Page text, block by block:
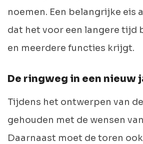
noemen. Een belangrijke eis
dat het voor een langere tijd
en meerdere functies krijgt.
De ringweg in een nieuw
Tijdens het ontwerpen van
gehouden met de wensen
Daarnaast moet de toren